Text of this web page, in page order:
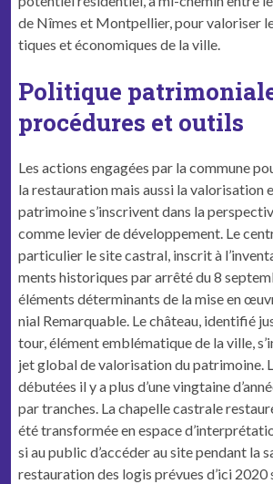
de Nîmes et Mont­pel­li­er, pour val­oris­er
tiques et économiques de la ville.
Politique
procédures et outils
Les actions engagées par la com­mune
la restau­ra­tion mais aus­si la val­ori­sa­tion
pat­ri­moine s’inscrivent dans la
comme levi­er de développement. Le
par­ti­c­uli­er le site cas­tral, inscrit à
ments his­toriques par arrêté du 8
élé­ments déter­mi­nants de la mise en
ni­al Remarquable. Le château, iden­ti­fié
tour, élé­ment emblé­ma­tique de la ville,
jet glob­al de val­ori­sa­tion du pat­ri­moine.
débutées il y a plus d’une ving­taine
par tranch­es. La chapelle cas­trale
été trans­for­mée en espace
si au pub­lic d’accéder au site pen­dant la
restau­ra­tion des logis prévues d’ici 2020